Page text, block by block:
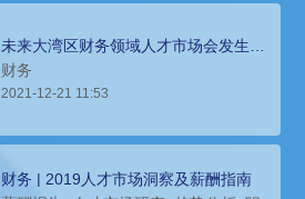
未来大湾区财务领域人才市场会发生什
么变化？科锐薪酬报告来解答
财务
2021-12-21 11:53
财务 | 2019人才市场洞察及薪酬指南